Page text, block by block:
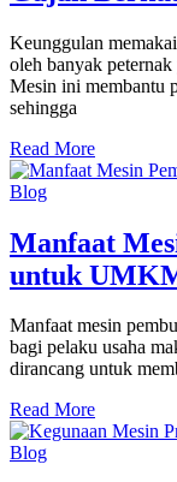
Keunggulan
oleh banyak
Mesin ini membantu
sehingga
Read More
Blog
Manfaat
untuk
Manfaat mesin
bagi pelaku usaha
dirancang untuk
Read More
Blog